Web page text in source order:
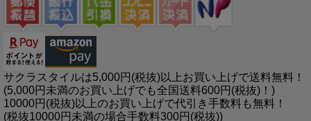
サクラスタイルは5,000円(税抜)以上お買い上げで送料無料！
(5,000円未満のお買い上げでも全国送料600円(税抜)！)
10000円(税抜)以上のお買い上げで代引き手数料も無料！
(税抜10000円未満の場合手数料300円(税抜))